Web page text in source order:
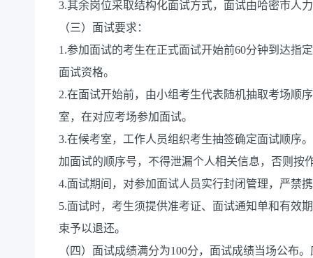
3.其余岗位采取结构化面试方式，面试由哈密市人
（三）面试要求：
1.参加面试的考生在正式面试开始前60分钟到达指
面试资格。
2.在面试开始前，由小组考生代表随机抽取考场顺
室，在对应考场参加面试。
3.在候考室，工作人员组织考生抽签确定面试顺序
加面试的顺序号，不得泄漏个人相关信息，否则按
4.面试期间，对参加面试人员实行封闭管理，严禁
5.面试时，考生须提供准考证、面试通知单和有效
束予以退还。
（四）面试成绩满分为100分，面试成绩当场公布